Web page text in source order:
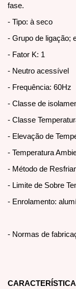
fase.
- Tipo: à seco
- Grupo de ligação;
- Fator K: 1
- Neutro acessível
- Frequência: 60Hz
- Classe de
- Classe
- Elevação de
- Temperatura
- Método de
- Limite de Sobre
- Enrolamento:
- Normas de